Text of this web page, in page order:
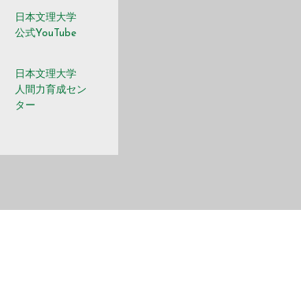
日本文理大学
公式YouTube
日本文理大学
人間力育成セン
ター